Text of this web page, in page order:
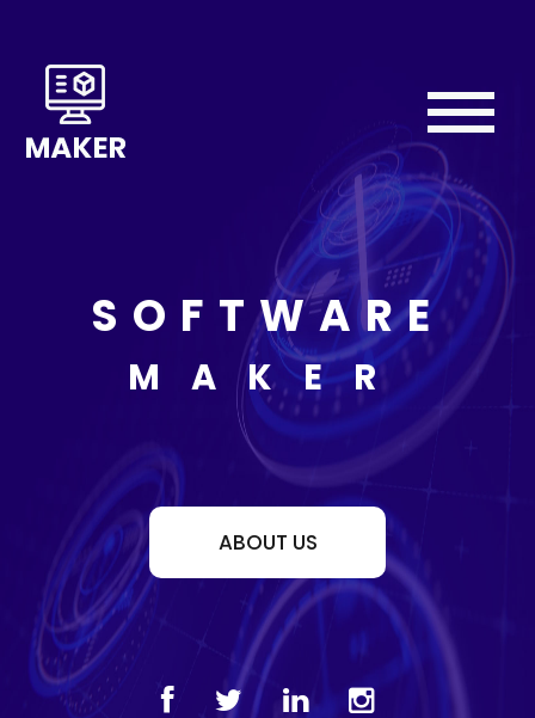
Home
About
SOFTWARE
MAKER
ABOUT US